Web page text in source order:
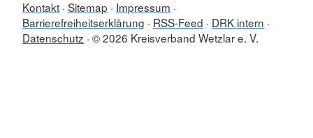
Kontakt Sitemap
Impressum
Barrierefreiheitserklärung
RSS-Feed
DRK intern
Datenschutz © 2026 Kreisverband Wetzlar e. V.